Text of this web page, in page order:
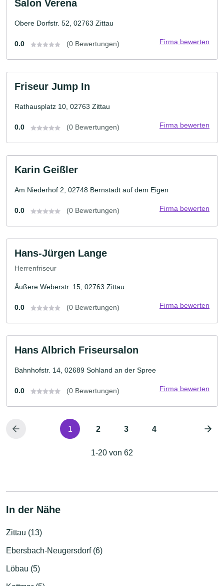
Salon Verena
Obere Dorfstr. 52, 02763 Zittau
0.0 (0 Bewertungen) Firma bewerten
Friseur Jump In
Rathausplatz 10, 02763 Zittau
0.0 (0 Bewertungen) Firma bewerten
Karin Geißler
Am Niederhof 2, 02748 Bernstadt auf dem Eigen
0.0 (0 Bewertungen) Firma bewerten
Hans-Jürgen Lange
Herrenfriseur
Äußere Weberstr. 15, 02763 Zittau
0.0 (0 Bewertungen) Firma bewerten
Hans Albrich Friseursalon
Bahnhofstr. 14, 02689 Sohland an der Spree
0.0 (0 Bewertungen) Firma bewerten
1 2 3 4
1-20 von 62
In der Nähe
Zittau (13)
Ebersbach-Neugersdorf (6)
Löbau (5)